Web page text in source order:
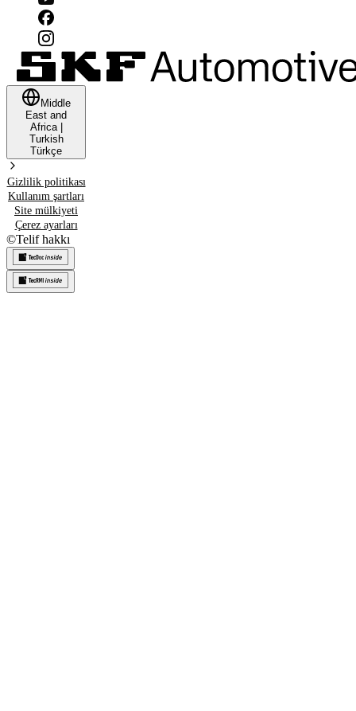
Middle
East and
Africa|
Turkish
Türkçe
Gizlilik politikası
Kullanım şartları
Site mülkiyeti
Çerez ayarları
©Telif hakkı